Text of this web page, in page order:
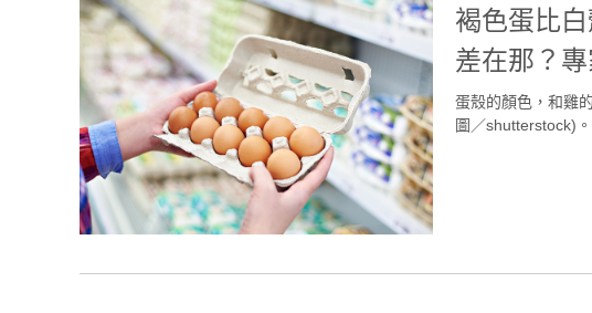
褐色蛋比
差在那？專
蛋殼的顏色，和雞
圖／shutterstock)。